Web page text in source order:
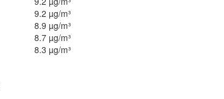
9.2 µg/m³
8.9 µg/m³
8.7 µg/m³
8.3 µg/m³